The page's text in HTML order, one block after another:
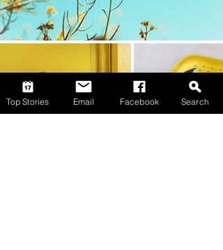
Top Stories Email Facebook Search